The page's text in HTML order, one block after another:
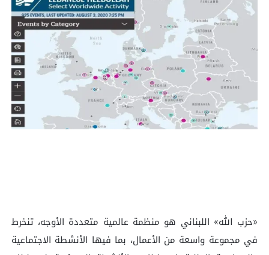
«حزب الله» اللبناني هو منظمة عالمية متعددة الأوجه، تنخرط
في مجموعة واسعة من الأعمال، بما فيها الأنشطة الاجتماعية